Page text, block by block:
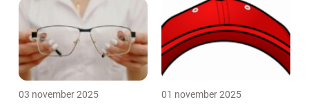
03 november 2025 01 november 2025